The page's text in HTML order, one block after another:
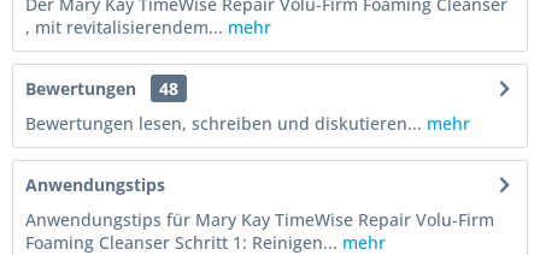
, mit revitalisierendem... mehr
Bewertungen
48
Bewertungen lesen, schreiben und diskutieren... mehr
Anwendungstips
Anwendungstips für Mary Kay TimeWise Repair Volu-Firm
Foaming Cleanser Schritt 1: Reinigen... mehr